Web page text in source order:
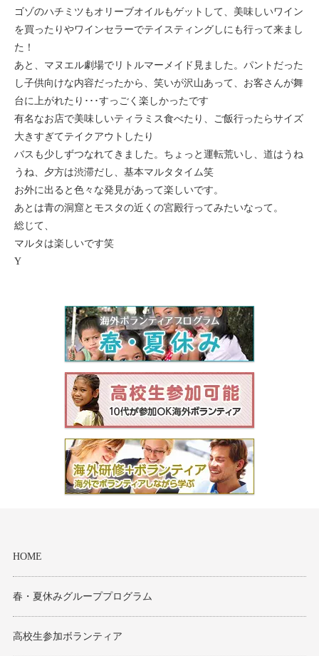
セブ
台湾
中国/海南島
ニュージーランド
ネパール
バリ
モンゴル
ジョグジャ
ハンガリー
ギリシャ
ゴゾのハチミツもオリーブオイルもゲットして、美味しいワイン
を買ったりやワインセラーでテイスティングしにも行って来まし
た！
あと、マヌエル劇場でリトルマーメイド見ました。パントだった
し子供向けな内容だったから、笑いが沢山あって、お客さんが舞
台に上がれたり･･･すっごく楽しかったです
有名なお店で美味しいティラミス食べたり、ご飯行ったらサイズ
大きすぎてテイクアウトしたり
バスも少しずつなれてきました。ちょっと運転荒いし、道はうね
うね、夕方は渋滞だし、基本マルタタイム笑
お外に出ると色々な発見があって楽しいです。
あとは青の洞窟とモスタの近くの宮殿行ってみたいなって。
総じて、
マルタは楽しいです笑
Y
HOME
春・夏休みグループプログラム
高校生参加ボランティア